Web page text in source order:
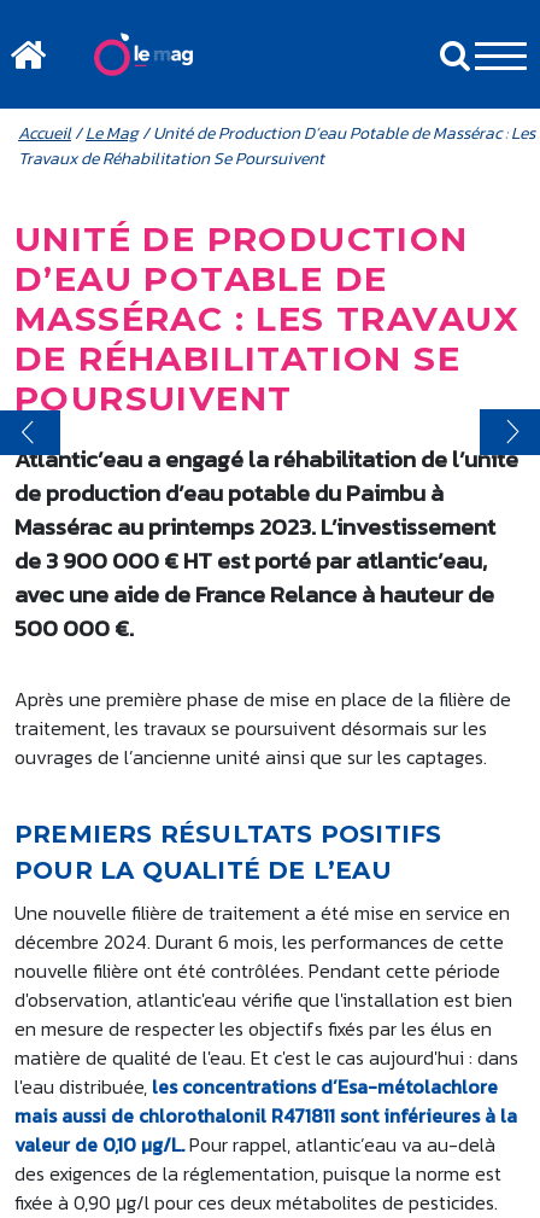
MENU MOBILE
FIL D'ARIANE
Accueil/Le Mag/ Unité de Production D’eau Potable de Massérac : Les
Travaux de Réhabilitation Se Poursuivent
UNITÉ DE PRODUCTION
D’EAU POTABLE DE
MASSÉRAC : LES TRAVAUX
DE RÉHABILITATION SE
POURSUIVENT
Atlantic’eau a engagé la réhabilitation de l’unité
de production d’eau potable du Paimbu à
Massérac au printemps 2023. L’investissement
de 3 900 000 € HT est porté par atlantic’eau,
avec une aide de France Relance à hauteur de
500 000 €.
Après une première phase de mise en place de la filière de
traitement, les travaux se poursuivent désormais sur les
ouvrages de l’ancienne unité ainsi que sur les captages.
PREMIERS RÉSULTATS POSITIFS
POUR LA QUALITÉ DE L’EAU
Une nouvelle filière de traitement a été mise en service en
décembre 2024. Durant 6 mois, les performances de cette
nouvelle filière ont été contrôlées. Pendant cette période
d'observation, atlantic'eau vérifie que l'installation est bien
en mesure de respecter les objectifs fixés par les élus en
matière de qualité de l'eau. Et c'est le cas aujourd'hui : dans
l'eau distribuée, les concentrations d’Esa-métolachlore
mais aussi de chlorothalonil R471811 sont inférieures à la
valeur de 0,10 µg/L.Pour rappel, atlantic’eau va au-delà
des exigences de la réglementation, puisque la norme est
fixée à 0,90 μg/l pour ces deux métabolites de pesticides.